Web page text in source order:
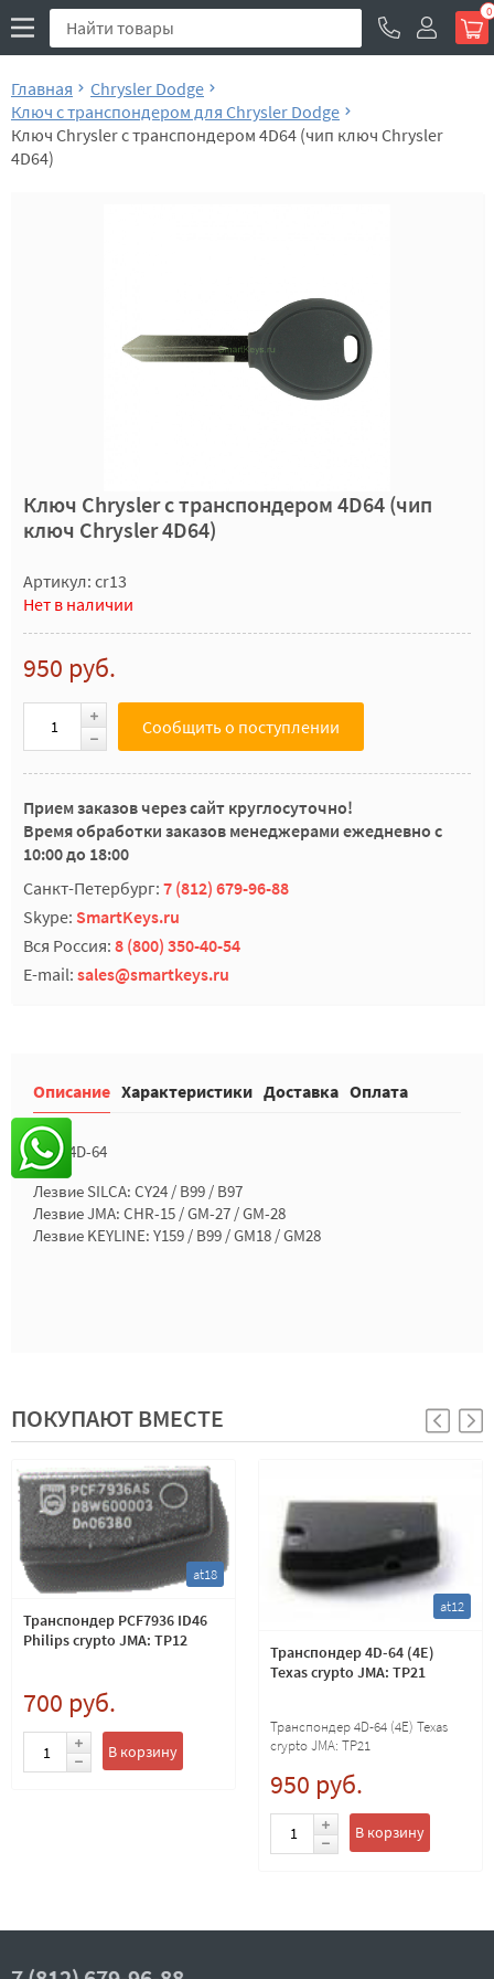
0
Главная
Chrysler Dodge
Ключ с транспондером для Chrysler Dodge
Ключ Chrysler с транспондером 4D64 (чип ключ Chrysler
4D64)
Ключ Chrysler с транспондером 4D64 (чип
ключ Chrysler 4D64)
Артикул: cr13
Нет в наличии
950 руб.
Сообщить о поступлении
Прием заказов через сайт круглосуточно!
Время обработки заказов менеджерами ежедневно с
10:00 до 18:00
Санкт-Петербург: 7 (812) 679-96-88
Skype: SmartKeys.ru
Вся Россия: 8 (800) 350-40-54
E-mail: sales@smartkeys.ru
Описание Характеристики Доставка Оплата
Чип: 4D-64
Лезвие SILCA: CY24 / B99 / B97
Лезвие JMA: CHR-15 / GM-27 / GM-28
Лезвие KEYLINE: Y159 / B99 / GM18 / GM28
ПОКУПАЮТ ВМЕСТЕ
at18
Транспондер PCF7936 ID46
Philips crypto JMA: TP12
700 руб.
В корзину
at12
Транспондер 4D-64 (4E)
Texas crypto JMA: TP21
Транспондер 4D-64 (4E) Texas
crypto JMA: TP21
950 руб.
В корзину